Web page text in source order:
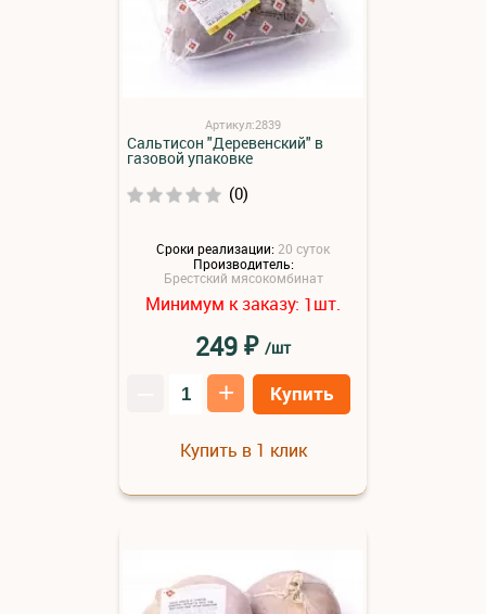
Артикул:2839
Сальтисон "Деревенский" в
газовой упаковке
(0)
Сроки реализации: 20 суток
Производитель:
Брестский мясокомбинат
Минимум к заказу: 1шт.
249₽ /шт
+ Купить
Купить в 1 клик